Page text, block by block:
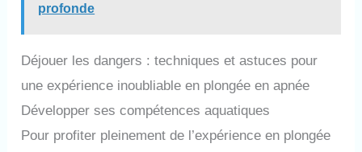
profonde
Déjouer les dangers : techniques et astuces pour
une expérience inoubliable en plongée en apnée
Développer ses compétences aquatiques
Pour profiter pleinement de l’expérience en plongée